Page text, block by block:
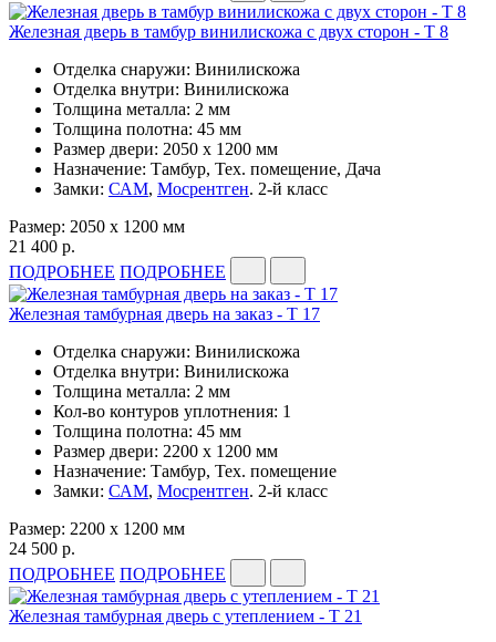
Железная дверь в тамбур винилискожа с двух сторон - Т 8
Отделка снаружи: Винилискожа
Отделка внутри: Винилискожа
Толщина металла: 2 мм
Толщина полотна: 45 мм
Размер двери: 2050 x 1200 мм
Назначение: Тамбур, Тех. помещение, Дача
Замки: САМ, Мосрентген. 2-й класс
Размер: 2050 x 1200 мм
21 400 р.
ПОДРОБНЕЕ ПОДРОБНЕЕ
Железная тамбурная дверь на заказ - Т 17
Отделка снаружи: Винилискожа
Отделка внутри: Винилискожа
Толщина металла: 2 мм
Кол-во контуров уплотнения: 1
Толщина полотна: 45 мм
Размер двери: 2200 x 1200 мм
Назначение: Тамбур, Тех. помещение
Замки: САМ, Мосрентген. 2-й класс
Размер: 2200 x 1200 мм
24 500 р.
ПОДРОБНЕЕ ПОДРОБНЕЕ
Железная тамбурная дверь с утеплением - Т 21